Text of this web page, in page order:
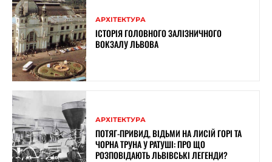
АРХІТЕКТУРА
ІСТОРІЯ ГОЛОВНОГО ЗАЛІЗНИЧНОГО
ВОКЗАЛУ ЛЬВОВА
АРХІТЕКТУРА
ПОТЯГ-ПРИВИД, ВІДЬМИ НА ЛИСІЙ ГОРІ ТА
ЧОРНА ТРУНА У РАТУШІ: ПРО ЩО
РОЗПОВІДАЮТЬ ЛЬВІВСЬКІ ЛЕГЕНДИ?